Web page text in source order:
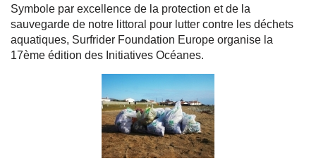
Symbole par excellence de la protection et de la
sauvegarde de notre littoral pour lutter contre les déchets
aquatiques, Surfrider Foundation Europe organise la
17ème édition des Initiatives Océanes.